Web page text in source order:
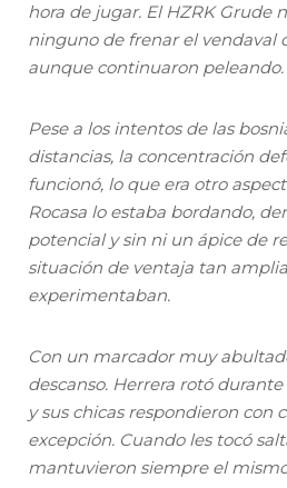
hora de jugar. El HZRK Grude
ninguno de frenar el vendaval
aunque continuaron peleando.
Pese a los intentos de las
distancias, la concentración
funcionó, lo que era otro
Rocasa lo estaba bordando,
potencial y sin ni un ápice de
situación de ventaja tan
experimentaban.
Con un marcador muy
descanso. Herrera rotó
y sus chicas respondieron con
excepción. Cuando les tocó
mantuvieron siempre el